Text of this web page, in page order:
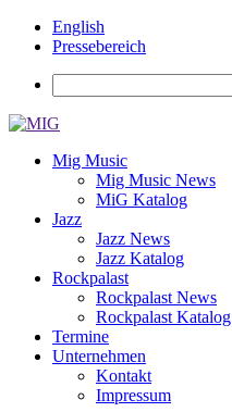
English
Pressebereich
Mig Music
Mig Music News
MiG Katalog
Jazz
Jazz News
Jazz Katalog
Rockpalast
Rockpalast News
Rockpalast Katalog
Termine
Unternehmen
Kontakt
Impressum